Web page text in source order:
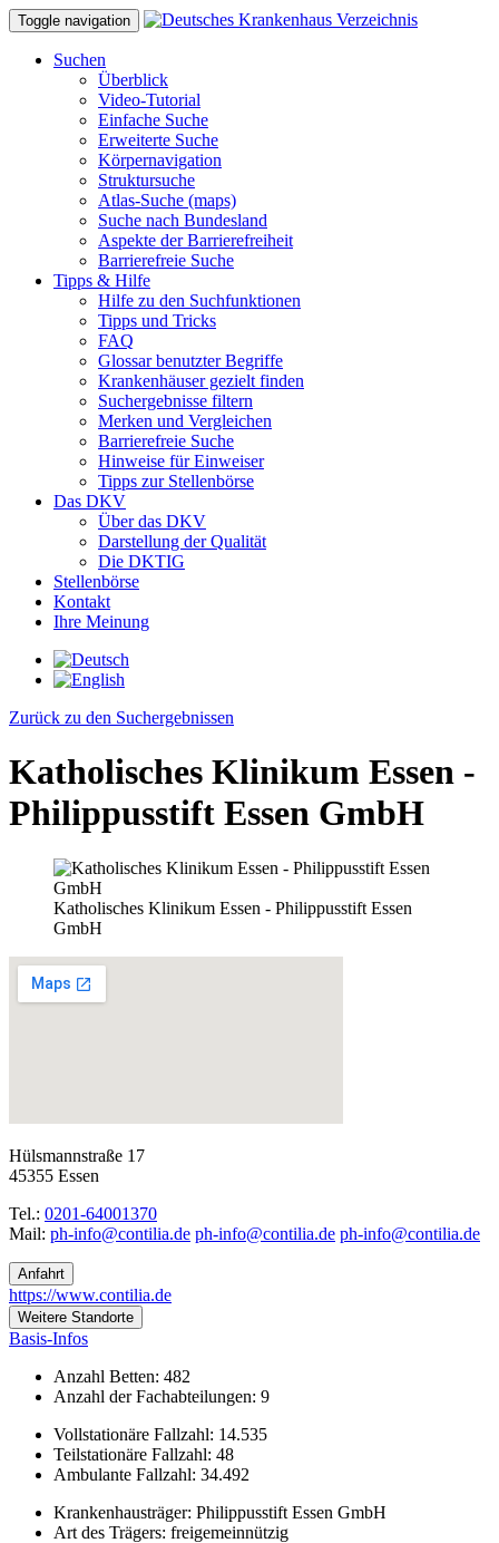
Toggle navigation
Suchen
Überblick
Video-Tutorial
Einfache Suche
Erweiterte Suche
Körpernavigation
Struktursuche
Atlas-Suche (maps)
Suche nach Bundesland
Aspekte der Barrierefreiheit
Barrierefreie Suche
Tipps & Hilfe
Hilfe zu den Suchfunktionen
Tipps und Tricks
FAQ
Glossar benutzter Begriffe
Krankenhäuser gezielt finden
Suchergebnisse filtern
Merken und Vergleichen
Barrierefreie Suche
Hinweise für Einweiser
Tipps zur Stellenbörse
Das DKV
Über das DKV
Darstellung der Qualität
Die DKTIG
Stellenbörse
Kontakt
Ihre Meinung
Zurück zu den Suchergebnissen
Katholisches Klinikum Essen -
Philippusstift Essen GmbH
Katholisches Klinikum Essen - Philippusstift Essen
GmbH
Hülsmannstraße 17
45355 Essen
Tel.: 0201-64001370
Mail:
ed.ailitnoc@ofni-hp
ed.ailitnoc@ofni-hp
ed.ailitnoc@ofni-hp
Anfahrt
https://www.contilia.de
Weitere Standorte
Basis-Infos
Anzahl Betten: 482
Anzahl der Fachabteilungen: 9
Vollstationäre Fallzahl: 14.535
Teilstationäre Fallzahl: 48
Ambulante Fallzahl: 34.492
Krankenhausträger: Philippusstift Essen GmbH
Art des Trägers: freigemeinnützig